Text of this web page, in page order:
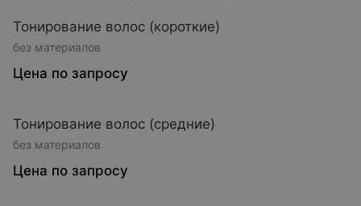
Тонирование волос (короткие)
без материалов
Цена по запросу
Тонирование волос (средние)
без материалов
Цена по запросу